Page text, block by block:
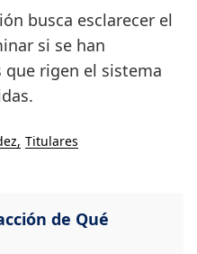
busca esclarecer el
si se han
rigen el sistema
Titulares
de Qué